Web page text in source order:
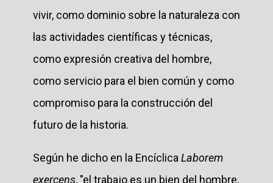
vivir, como dominio sobre la naturaleza con
las actividades científicas y técnicas,
como expresión creativa del hombre,
como servicio para el bien común y como
compromiso para la construcción del
futuro de la historia.
Según he dicho en la Encíclica Laborem
exercens, "el trabajo es un bien del hombre,